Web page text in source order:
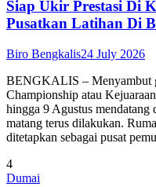
Siap Ukir Prestasi Di
Pusatkan Latihan Di
Biro Bengkalis24 July 2026
BENGKALIS – Menyambut
Championship atau
hingga 9 Agustus mendatang
matang terus dilakukan.
ditetapkan sebagai pusat
4
Dumai